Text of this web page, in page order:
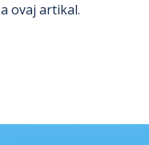
ovaj artikal.